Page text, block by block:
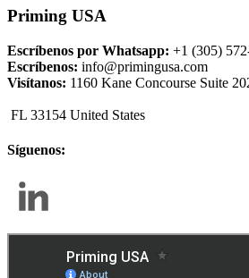
Priming USA
Escríbenos por Whatsapp: +1 (305)
Escríbenos: info@primingusa.com
Visítanos: 1160 Kane Concourse Suite
FL 33154 United States
Síguenos: